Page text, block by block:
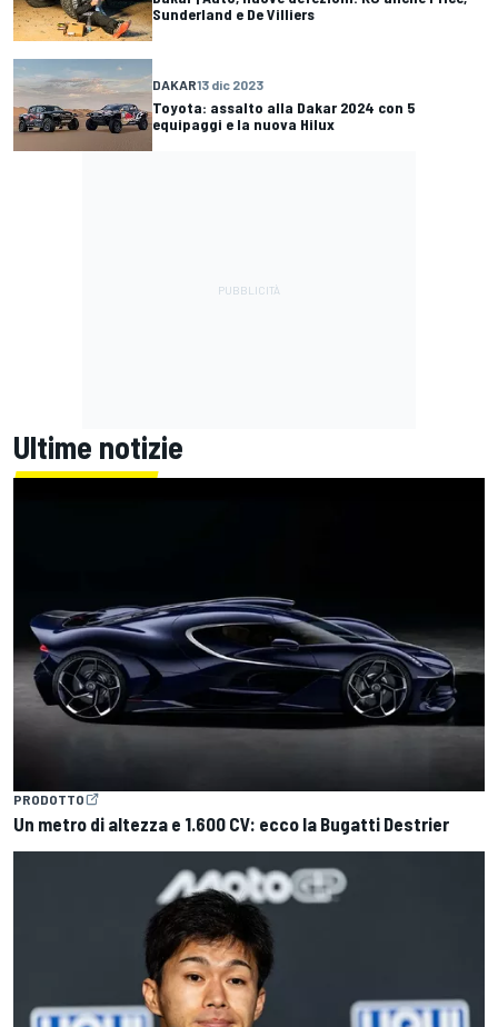
Sunderland e De Villiers
DAKAR13 dic 2023
Toyota: assalto alla Dakar 2024 con 5
equipaggi e la nuova Hilux
Ultime notizie
PRODOTTO
Un metro di altezza e 1.600 CV: ecco la Bugatti Destrier